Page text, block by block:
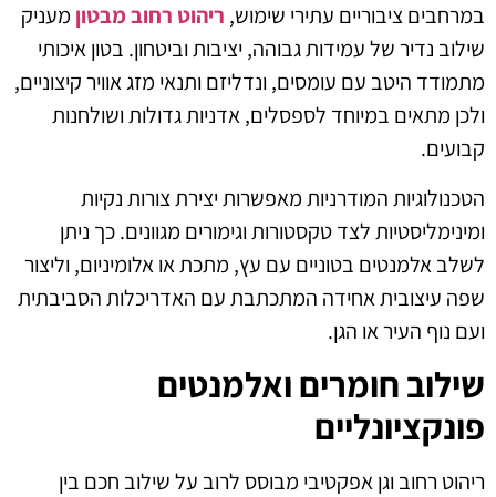
במרחבים ציבוריים עתירי שימוש, ריהוט רחוב מבטון מעניק
שילוב נדיר של עמידות גבוהה, יציבות וביטחון. בטון איכותי
מתמודד היטב עם עומסים, ונדליזם ותנאי מזג אוויר קיצוניים,
ולכן מתאים במיוחד לספסלים, אדניות גדולות ושולחנות
קבועים.
הטכנולוגיות המודרניות מאפשרות יצירת צורות נקיות
ומינימליסטיות לצד טקסטורות וגימורים מגוונים. כך ניתן
לשלב אלמנטים בטוניים עם עץ, מתכת או אלומיניום, וליצור
שפה עיצובית אחידה המתכתבת עם האדריכלות הסביבתית
ועם נוף העיר או הגן.
שילוב חומרים ואלמנטים
פונקציונליים
ריהוט רחוב וגן אפקטיבי מבוסס לרוב על שילוב חכם בין